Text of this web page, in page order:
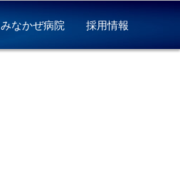
みなかぜ病院 採用情報